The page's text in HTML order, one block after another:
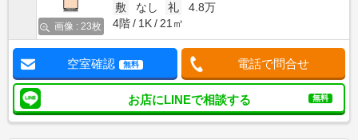
画像 : 23枚
敷
なし 礼
4.8万
4階
1K 21㎡
空室確認 無料 電話で問合せ
お店にLINEで相談する 無料